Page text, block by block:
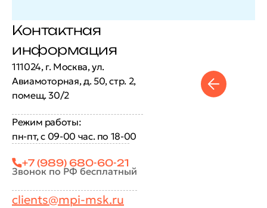
Контактная
информация
111024, г. Москва, ул.
Авиамоторная, д. 50, стр. 2,
помещ. 30/2
Режим работы:
пн-пт, с 09-00 час. по 18-00
+7 (989) 680-60-21
Звонок по РФ бесплатный
clients@mpi-msk.ru